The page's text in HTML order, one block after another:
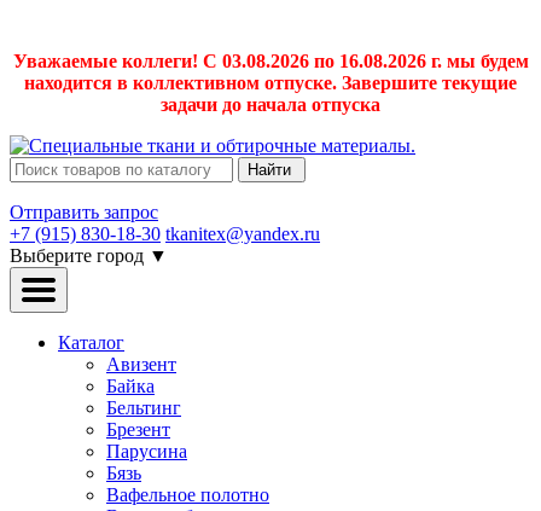
Уважаемые коллеги! С 03.08.2026 по 16.08.2026 г. мы будем
находится в коллективном отпуске. Завершите текущие
задачи до начала отпуска
Найти
Отправить запрос
+7 (915) 830-18-30 tkanitex@yandex.ru
Выберите город ▼
Каталог
Авизент
Байка
Бельтинг
Брезент
Парусина
Бязь
Вафельное полотно